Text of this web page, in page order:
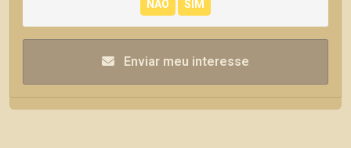
Enviar meu interesse